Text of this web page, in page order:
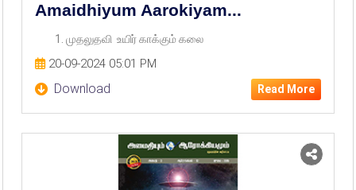
Amaidhiyum Aarokiyam...
1. முதலுதவி உயிர் காக்கும் கலை
20-09-2024 05:01 PM
Download Read More